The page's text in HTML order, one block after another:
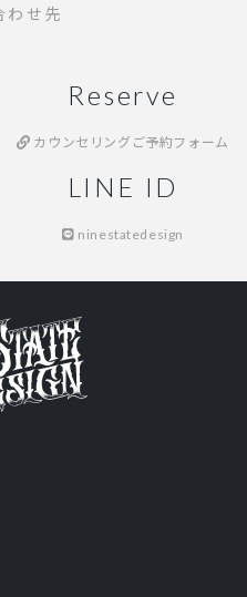
わせ先
Reserve
カウンセリングご予約フォーム
LINE ID
ninestatedesign